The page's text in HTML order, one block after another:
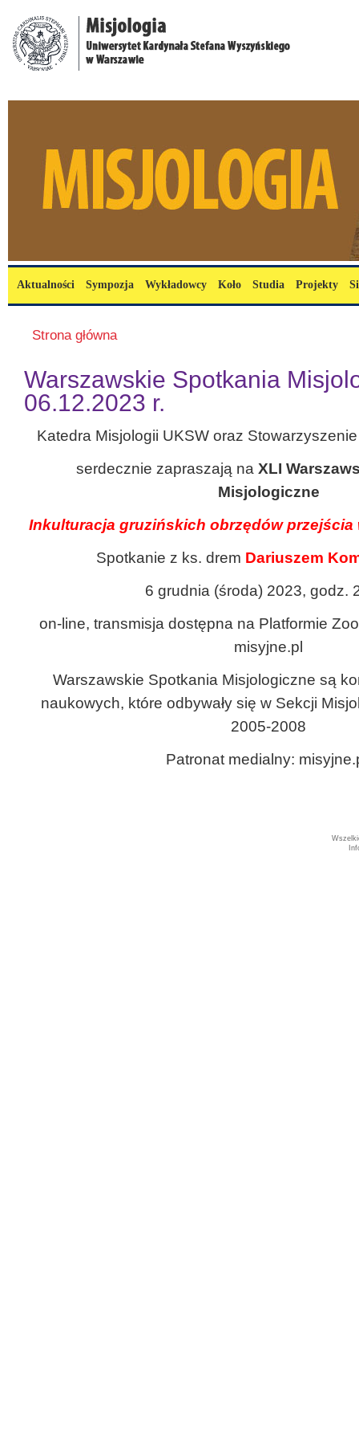
Menu główne
Aktualności Sympozja Wykładowcy Koło Studia Projekty
Jesteś tutaj
Strona główna
Warszawskie Spotkania
06.12.2023 r.
Katedra Misjologii UKSW oraz
serdecznie zapraszają na XLI
Misjologiczne
Inkulturacja gruzińskich obrzędów przejścia
Spotkanie z ks. drem Dariuszem
6 grudnia (środa) 2023, godz.
on-line, transmisja dostępna na Platformie
misyjne.pl
Warszawskie Spotkania Misjologiczne są
naukowych, które odbywały się w Sekcji
2005-2008
Patronat medialny: